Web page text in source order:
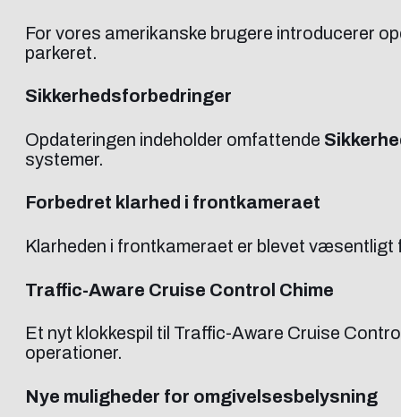
For vores amerikanske brugere introducerer
parkeret.
Sikkerhedsforbedringer
Opdateringen indeholder omfattende
systemer.
Forbedret klarhed i frontkameraet
Klarheden i frontkameraet er blevet
Traffic-Aware Cruise Control Chime
Et nyt klokkespil til Traffic-Aware Cruise
operationer.
Nye muligheder for omgivelsesbelysning